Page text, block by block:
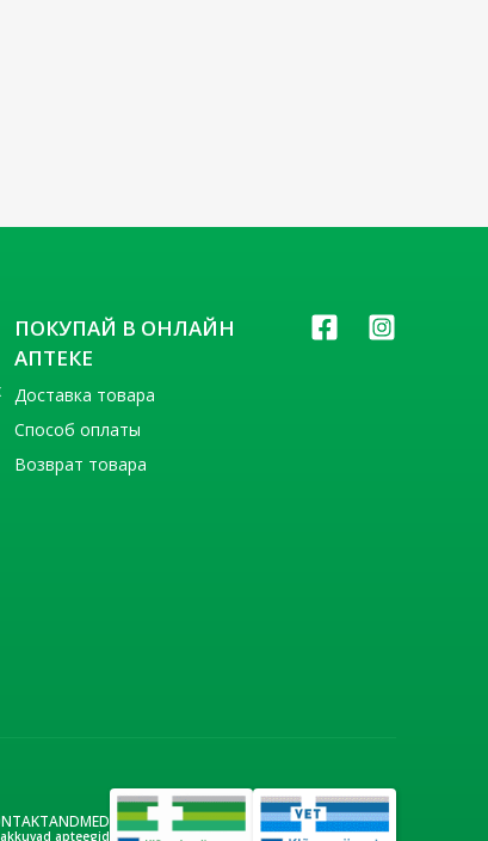
ПОКУПАЙ В ОНЛАЙН
АПТЕКЕ
Доставка товара
Способ оплаты
Возврат товара
apteegid